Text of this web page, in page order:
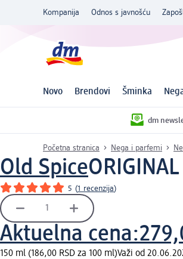
Kompanija Odnos s javnošću
Novo Brendovi Šminka
dm
Početna stranica Nega i parfemi
Old Spice
5 (1 recenzija)
Aktuelna cena:
150 ml (186,00 RSD za 100 ml)Važi od